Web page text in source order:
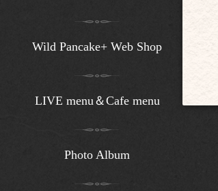
Wild Pancake+ Web Shop
LIVE menu＆Cafe menu
Photo Album